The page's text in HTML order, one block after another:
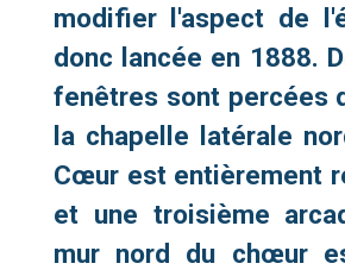
modifier l'aspect de
donc lancée en 1888.
fenêtres sont percées
la chapelle latérale
Cœur est entièrement
et une troisième
mur nord du chœur